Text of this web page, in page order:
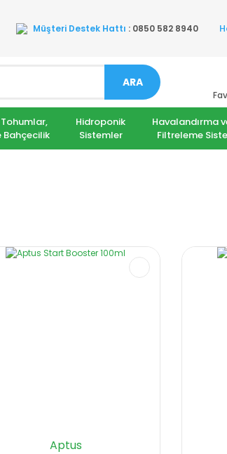
Müşteri Destek Hattı : 0850 582 8940
ARA
Tohumlar,
Bahçecilik
Hidroponik
Sistemler
Havalandırma
Filtreleme
Aptus